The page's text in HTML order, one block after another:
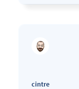
cintre